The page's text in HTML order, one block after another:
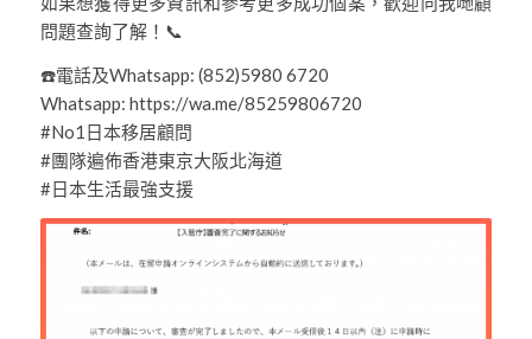
問題查詢了解！📞
☎️電話及Whatsapp: (852)5980 6720
Whatsapp: https://wa.me/85259806720
#No1日本移居顧問
#團隊遍佈香港東京大阪北海道
#日本生活最強支援